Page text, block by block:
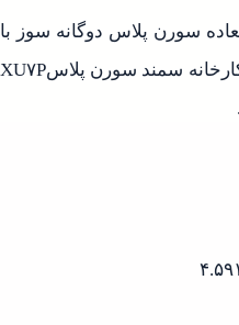
سورن پلاس دوگانه سوز با
موتورXU۷P که با عنوان جایگزین پژو پارس تولید شده است خبر داد. قیمت کارخانه سمند سورن پلاسXU۷P